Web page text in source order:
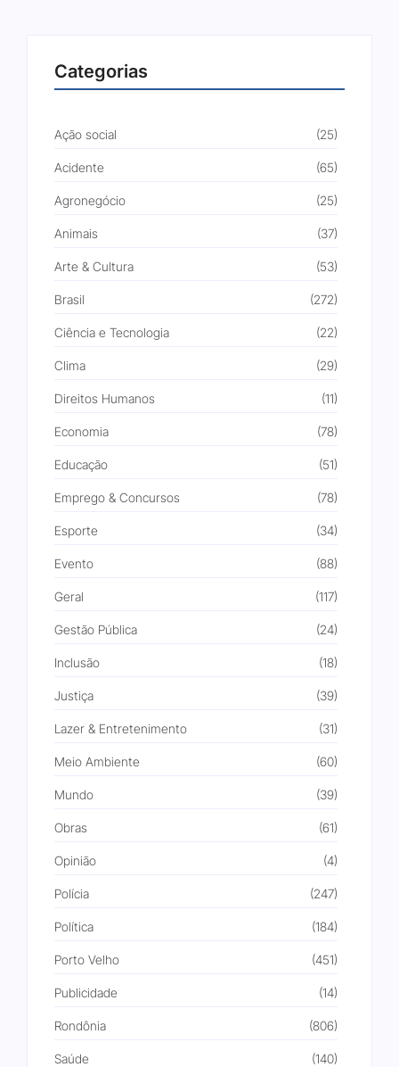
Categorias
Ação social (25)
Acidente (65)
Agronegócio (25)
Animais (37)
Arte & Cultura (53)
Brasil (272)
Ciência e Tecnologia (22)
Clima (29)
Direitos Humanos (11)
Economia (78)
Educação (51)
Emprego & Concursos (78)
Esporte (34)
Evento (88)
Geral (117)
Gestão Pública (24)
Inclusão (18)
Justiça (39)
Lazer & Entretenimento (31)
Meio Ambiente (60)
Mundo (39)
Obras (61)
Opinião (4)
Polícia (247)
Política (184)
Porto Velho (451)
Publicidade (14)
Rondônia (806)
Saúde (140)